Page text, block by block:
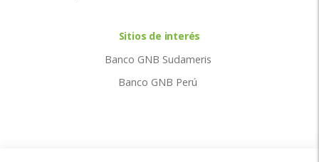
Sitios de interés
Banco GNB Sudameris
Banco GNB Perú